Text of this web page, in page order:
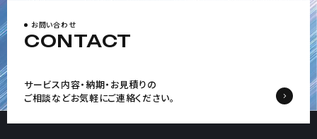
お問い合わせ
CONTACT
サービス内容・納期・お見積りの
ご相談などお気軽にご連絡ください。